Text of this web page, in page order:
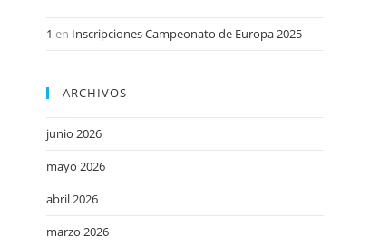
1 en Inscripciones Campeonato de Europa 2025
ARCHIVOS
junio 2026
mayo 2026
abril 2026
marzo 2026